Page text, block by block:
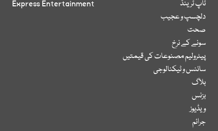
ٹاپ ٹرینڈ
دلچسپ و عجیب
صحت
سونے کے نرخ
پیٹرولیم مصنوعات کی قیمتیں
سائنس و ٹیکنالوجی
بلاگ
بزنس
ویڈیوز
جرائم
Express Entertainment